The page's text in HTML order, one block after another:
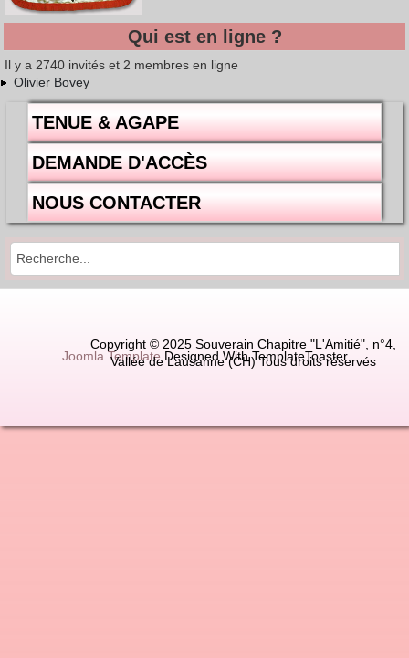
Qui est en ligne ?
Il y a 2740 invités et 2 membres en ligne
Olivier Bovey
TENUE & AGAPE
DEMANDE D'ACCÈS
NOUS CONTACTER
Copyright © 2025 Souverain Chapitre "L'Amitié", n°4,
Vallée de Lausanne (CH) Tous droits réservés
Joomla Template Designed With TemplateToaster